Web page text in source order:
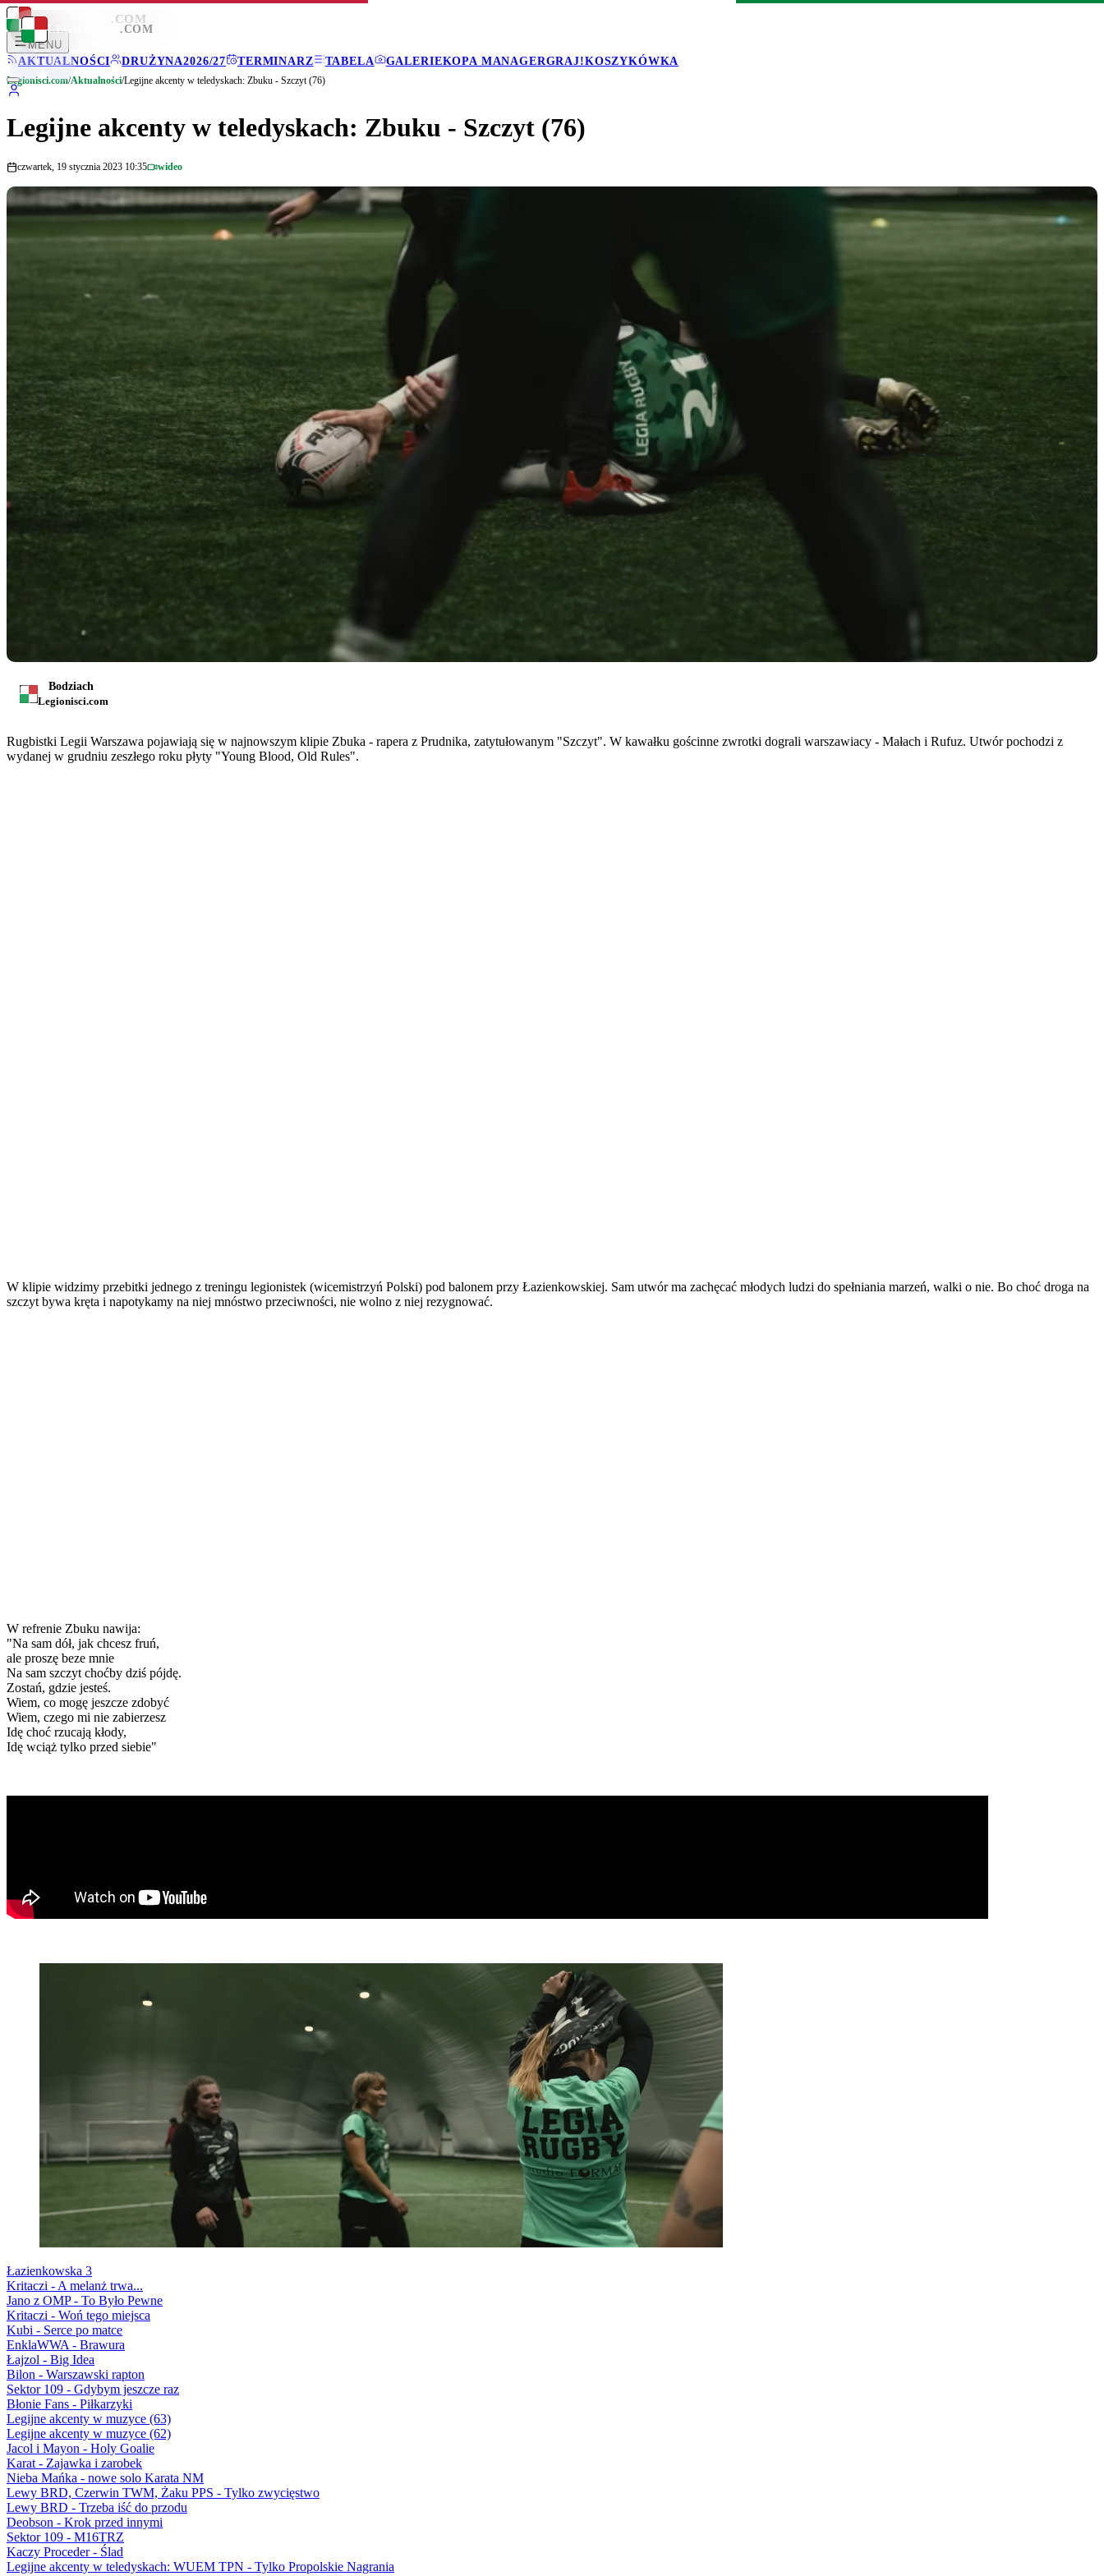
LEGIONISCI .COM
MENU
AKTUALNOŚCI
DRUŻYNA2026/27 TERMINARZ TABELA GALERIEKOPA MANAGERGRAJ!KOSZYKÓWKA
LEGIONISCI .COM
Legionisci.com/Aktualności/Legijne akcenty w teledyskach: Zbuku - Szczyt (76)
Legijne akcenty w teledyskach: Zbuku - Szczyt (76)
czwartek, 19 stycznia 2023 10:35 wideo
Bodziach
Legionisci.com
Rugbistki Legii Warszawa pojawiają się w najnowszym klipie Zbuka - rapera z Prudnika, zatytułowanym "Szczyt". W kawałku gościnne zwrotki dograli warszawiacy - Małach i Rufuz. Utwór pochodzi z
wydanej w grudniu zeszłego roku płyty "Young Blood, Old Rules".
W klipie widzimy przebitki jednego z treningu legionistek (wicemistrzyń Polski) pod balonem przy Łazienkowskiej. Sam utwór ma zachęcać młodych ludzi do spełniania marzeń, walki o nie. Bo choć droga na
szczyt bywa kręta i napotykamy na niej mnóstwo przeciwności, nie wolno z niej rezygnować.
W refrenie Zbuku nawija:
"Na sam dół, jak chcesz fruń,
ale proszę beze mnie
Na sam szczyt choćby dziś pójdę.
Zostań, gdzie jesteś.
Wiem, co mogę jeszcze zdobyć
Wiem, czego mi nie zabierzesz
Idę choć rzucają kłody,
Idę wciąż tylko przed siebie"
Łazienkowska 3
Kritaczi - A melanż trwa...
Jano z OMP - To Było Pewne
Kritaczi - Woń tego miejsca
Kubi - Serce po matce
EnklaWWA - Brawura
Łajzol - Big Idea
Bilon - Warszawski rapton
Sektor 109 - Gdybym jeszcze raz
Błonie Fans - Piłkarzyki
Legijne akcenty w muzyce (63)
Legijne akcenty w muzyce (62)
Jacol i Mayon - Holy Goalie
Karat - Zajawka i zarobek
Nieba Mańka - nowe solo Karata NM
Lewy BRD, Czerwin TWM, Żaku PPS - Tylko zwycięstwo
Lewy BRD - Trzeba iść do przodu
Deobson - Krok przed innymi
Sektor 109 - M16TRZ
Kaczy Proceder - Ślad
Legijne akcenty w teledyskach: WUEM TPN - Tylko Propolskie Nagrania